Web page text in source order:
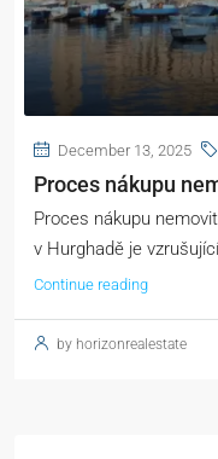
December 13, 2025
Proces nákupu
Proces nákupu
v Hurghadě je
Continue reading
by horizonrealestate